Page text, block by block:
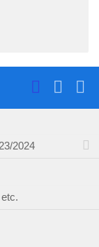
2024